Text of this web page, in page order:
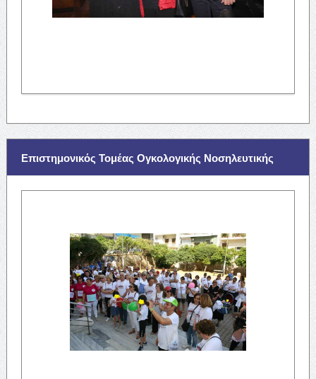
Επιστημονικός Τομέας Ογκολογικής Νοσηλευτικής